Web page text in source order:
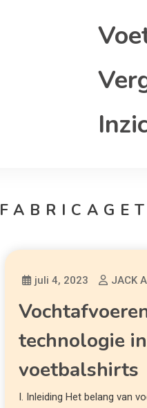
juli 4, 2023 JACK
technologie in
voetbalshirts
I. Inleiding Het belang van